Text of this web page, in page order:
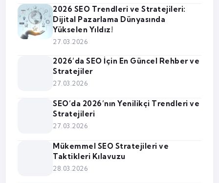
2026 SEO Trendleri ve Stratejileri:
Dijital Pazarlama Dünyasında
Yükselen Yıldız!
27.03.2026
2026’da SEO İçin En Güncel Rehber ve
Stratejiler
27.03.2026
SEO’da 2026’nın Yenilikçi Trendleri ve
Stratejileri
27.03.2026
Mükemmel SEO Stratejileri ve
Taktikleri Kılavuzu
28.03.2026